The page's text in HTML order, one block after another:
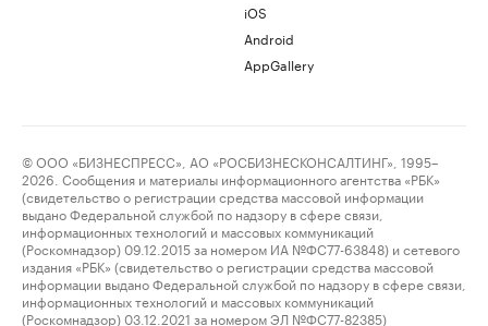
iOS
Android
AppGallery
© ООО «БИЗНЕСПРЕСС», АО «РОСБИЗНЕСКОНСАЛТИНГ», 1995–
2026. Сообщения и материалы информационного агентства «РБК»
(свидетельство о регистрации средства массовой информации
выдано Федеральной службой по надзору в сфере связи,
информационных технологий и массовых коммуникаций
(Роскомнадзор) 09.12.2015 за номером ИА №ФС77-63848) и сетевого
издания «РБК» (свидетельство о регистрации средства массовой
информации выдано Федеральной службой по надзору в сфере связи,
информационных технологий и массовых коммуникаций
(Роскомнадзор) 03.12.2021 за номером ЭЛ №ФС77-82385)